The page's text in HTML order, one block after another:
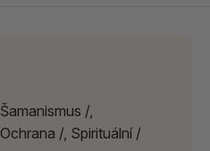
Šamanismus /,
Ochrana /, Spirituální /